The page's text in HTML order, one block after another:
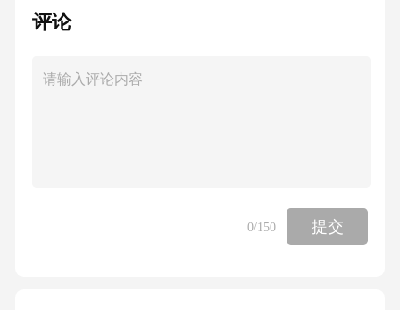
分。（）
4.釉质矿化过程中，钙离子和磷酸根离子是主要
评论
0/150 提交